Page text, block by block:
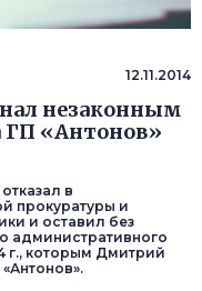
12.11.2014
незаконным
ГП «Антонов»
в
прокуратуры и
и оставил без
административного
г., которым Дмитрий